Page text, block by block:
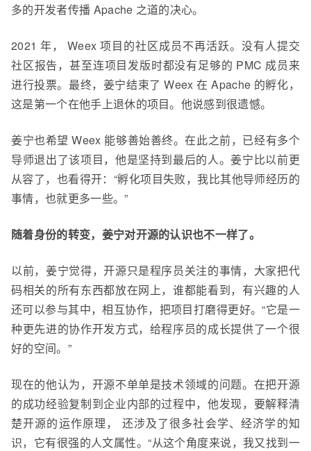
多的开发者传播 Apache 之道的决心。
2021 年， Weex 项目的社区成员不再活跃。没有人提交
社区报告，甚至连项目发版时都没有足够的 PMC 成员来
进行投票。最终，姜宁结束了 Weex 在 Apache 的孵化，
这是第一个在他手上退休的项目。他说感到很遗憾。
姜宁也希望 Weex 能够善始善终。在此之前，已经有多个
导师退出了该项目，他是坚持到最后的人。姜宁比以前更
从容了，也看得开：“孵化项目失败，我比其他导师经历的
事情，也就更多一些。”
随着身份的转变，姜宁对开源的认识也不一样了。
以前，姜宁觉得，开源只是程序员关注的事情，大家把代
码相关的所有东西都放在网上，谁都能看到，有兴趣的人
还可以参与其中，相互协作， 把项目打磨得更好。“它是一
种更先进的协作开发方式，给程序员的成长提供了一个很
好的空间。”
现在的他认为，开源不单单是技术领域的问题。在把开源
的成功经验复制到企业内部的过程中，他发现， 要解释清
楚开源的运作原理， 还涉及了很多社会学、经济学的知
识，它有很强的人文属性。“从这个角度来说，我又找到一